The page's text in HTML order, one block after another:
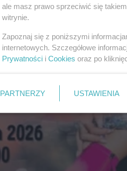
ale masz prawo sprzeciwić się
witrynie.
Zapoznaj się z poniższymi
internetowych. Szczegółowe
Prywatności i Cookies oraz po
PARTNERZY USTAWIENIA